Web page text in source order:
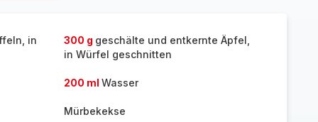
in
300 g geschälte und entkernte Äpfel,
in Würfel geschnitten
200 ml Wasser
Mürbekekse